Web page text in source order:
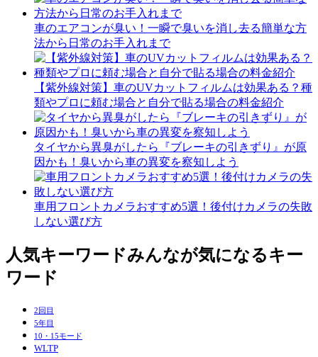
車のエアコンが臭い！一瞬で臭いを消し去る簡単な方
法から日常のお手入れまで
【紫外線対策】車のUVカットフィルムは効果ある？種
類やプロに頼む場合と自分で貼る場合の料金紹介
タイヤから異臭がしたら『ブレーキの引きずり』が原
因かも！臭いから車の異変を察知しよう
車用フロントカメラおすすめ5選！後付けカメラの失敗
しない選び方
人気キーワードみんなが気になるキー
ワード
2回目
5年目
10・15モード
WLTP